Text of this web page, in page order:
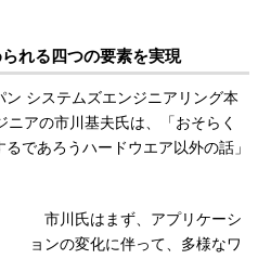
れる四つの要素を実現
システムズエンジニアリング本
アの市川基夫氏は、「おそらく
であろうハードウエア以外の話」
市川氏はまず、アプリケーシ
ョンの変化に伴って、多様なワ